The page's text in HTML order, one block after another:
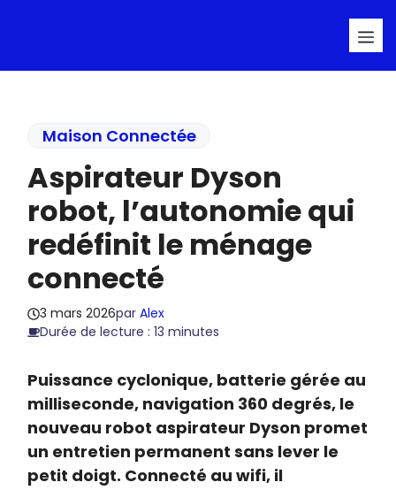
Maison Connectée
Aspirateur Dyson
robot, l’autonomie qui
redéfinit le ménage
connecté
3 mars 2026parAlex
Durée de lecture : 13 minutes
Puissance cyclonique, batterie gérée au
milliseconde, navigation 360 degrés, le
nouveau robot aspirateur Dyson promet
un entretien permanent sans lever le
petit doigt. Connecté au wifi, il